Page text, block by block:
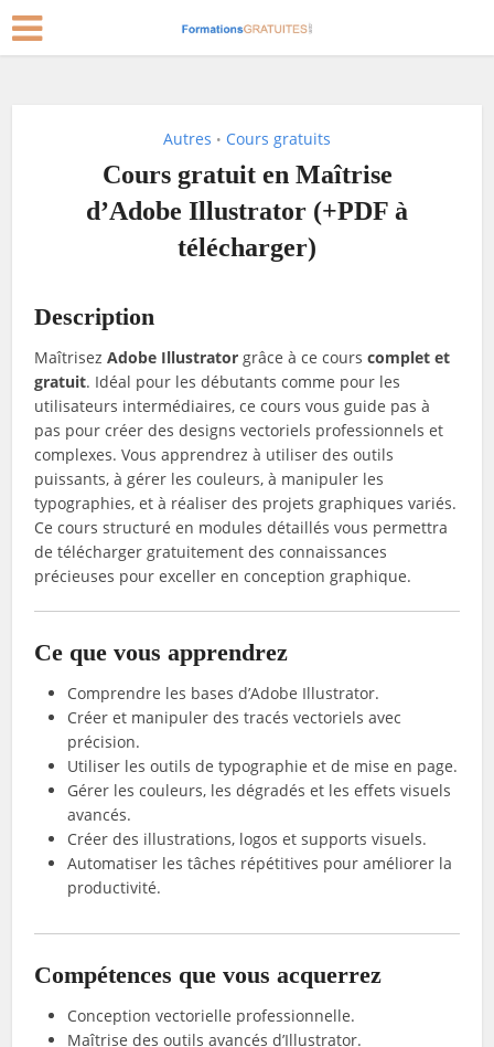
Autres • Cours gratuits
Cours gratuit en Maîtrise
d’Adobe Illustrator (+PDF à
télécharger)
Description
MaîtrisezAdobe Illustrator grâce à ce courscomplet et
gratuit. Idéal pour les débutants comme pour les
utilisateurs intermédiaires, ce cours vous guide pas à
pas pour créer des designs vectoriels professionnels et
complexes. Vous apprendrez à utiliser des outils
puissants, à gérer les couleurs, à manipuler les
typographies, et à réaliser des projets graphiques variés.
Ce cours structuré en modules détaillés vous permettra
de télécharger gratuitement des connaissances
précieuses pour exceller en conception graphique.
Ce que vous apprendrez
Comprendre les bases d’Adobe Illustrator.
Créer et manipuler des tracés vectoriels avec
précision.
Utiliser les outils de typographie et de mise en page.
Gérer les couleurs, les dégradés et les effets visuels
avancés.
Créer des illustrations, logos et supports visuels.
Automatiser les tâches répétitives pour améliorer la
productivité.
Compétences que vous acquerrez
Conception vectorielle professionnelle.
Maîtrise des outils avancés d’Illustrator.